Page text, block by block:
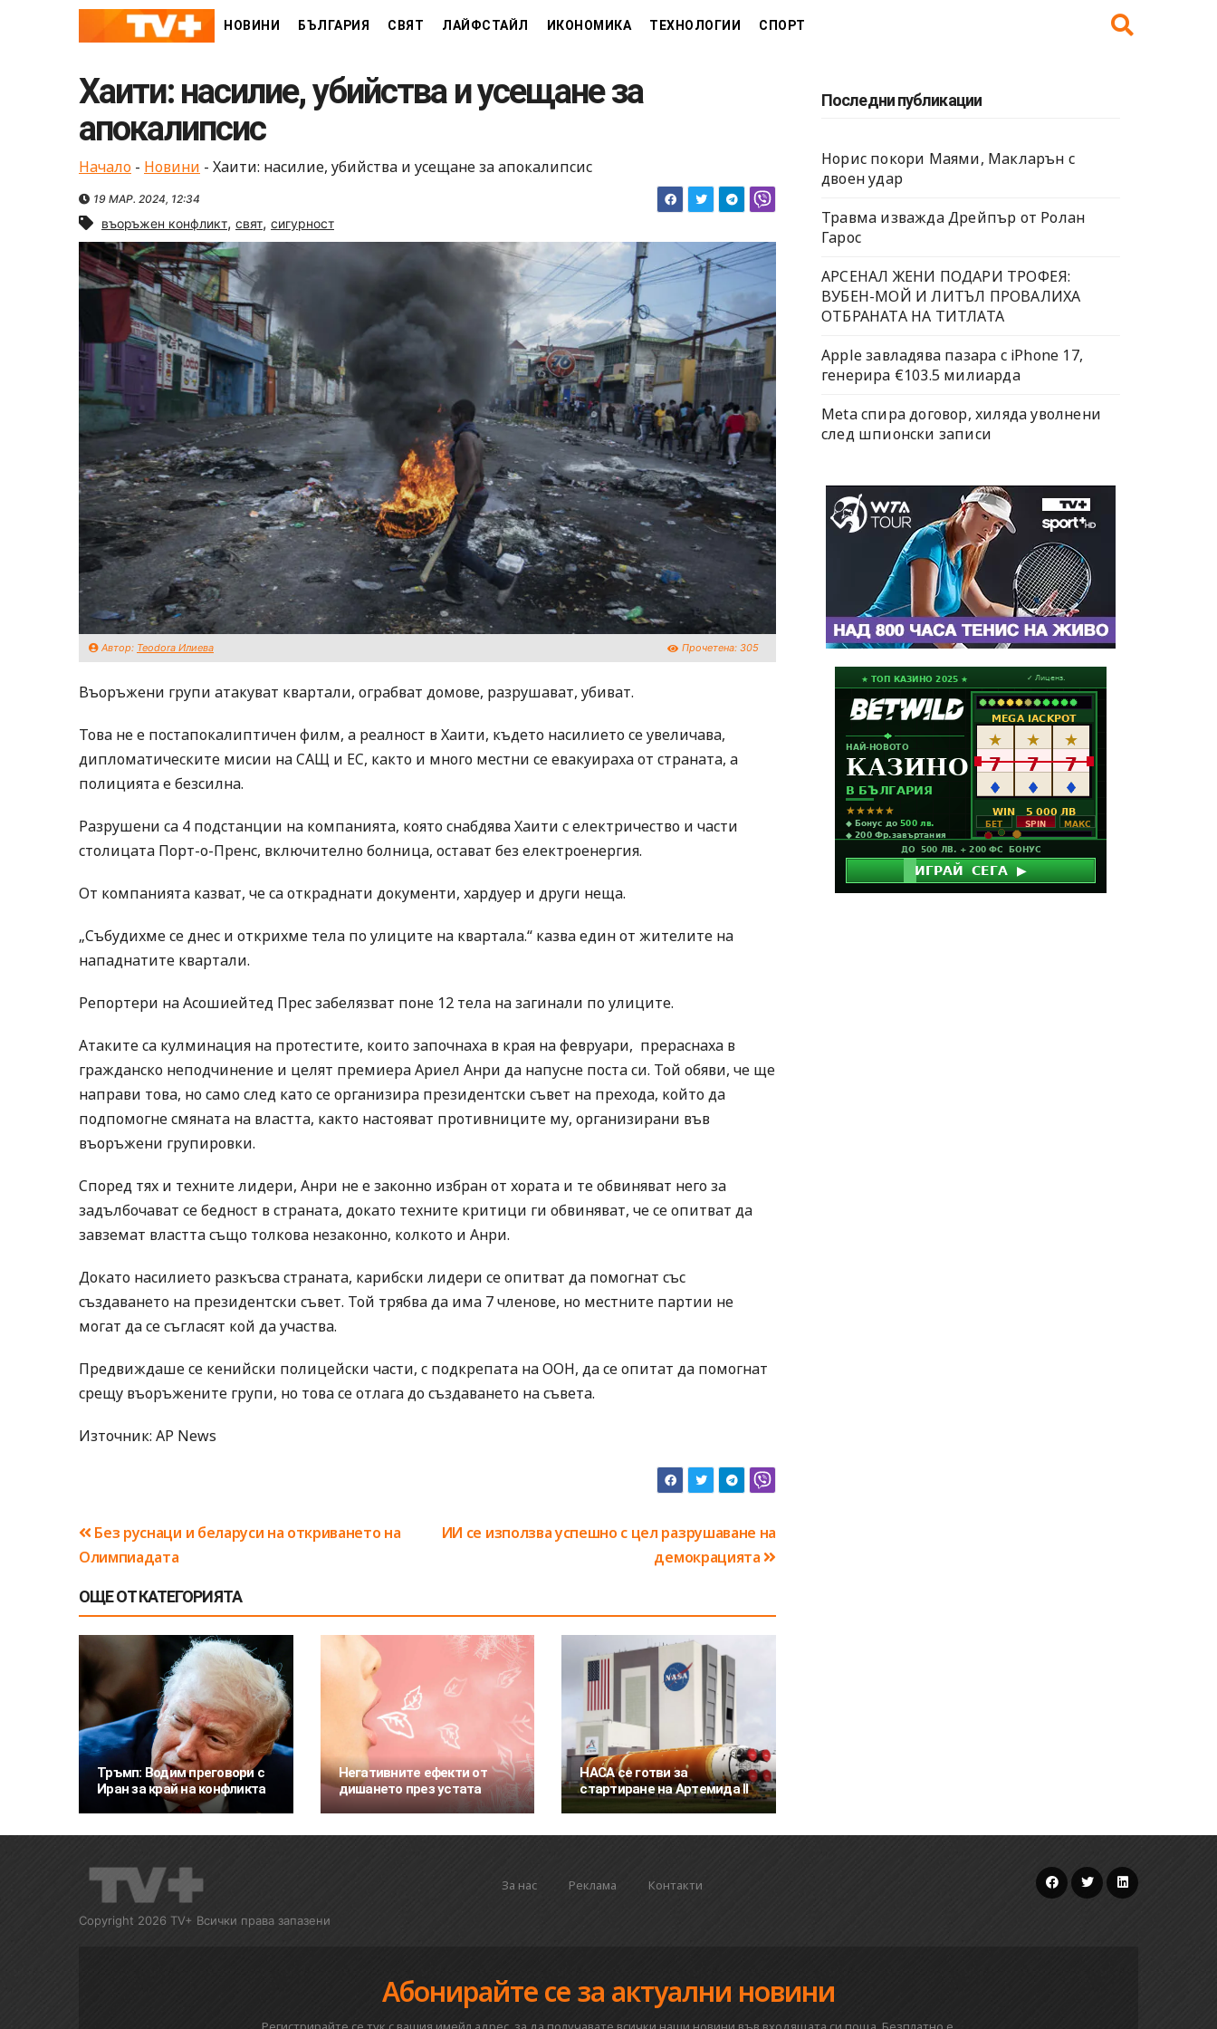
НОВИНИ БЪЛГАРИЯ СВЯТ ЛАЙФСТАЙЛ ИКОНОМИКА ТЕХНОЛОГИИ СПОРТ
Хаити: насилие, убийства и усещане за
апокалипсис
Начало - Новини - Хаити: насилие, убийства и усещане за апокалипсис
19 МАР. 2024, 12:34
въоръжен конфликт, свят, сигурност
Автор: Teodora Илиева Прочетена: 305
Въоръжени групи атакуват квартали, ограбват домове, разрушават, убиват.
Това не е постапокалиптичен филм, а реалност в Хаити, където насилието се увеличава,
дипломатическите мисии на САЩ и ЕС, както и много местни се евакуираха от страната, а
полицията е безсилна.
Разрушени са 4 подстанции на компанията, която снабдява Хаити с електричество и части
столицата Порт-о-Пренс, включително болница, остават без електроенергия.
От компанията казват, че са откраднати документи, хардуер и други неща.
„Събудихме се днес и открихме тела по улиците на квартала.“ казва един от жителите на
нападнатите квартали.
Репортери на Асошиейтед Прес забелязват поне 12 тела на загинали по улиците.
Атаките са кулминация на протестите, които започнаха в края на февруари, прераснаха в
гражданско неподчинение и целят премиера Ариел Анри да напусне поста си. Той обяви, че ще
направи това, но само след като се организира президентски съвет на прехода, който да
подпомогне смяната на властта, както настояват противниците му, организирани във
въоръжени групировки.
Според тях и техните лидери, Анри не е законно избран от хората и те обвиняват него за
задълбочават се бедност в страната, докато техните критици ги обвиняват, че се опитват да
завземат властта също толкова незаконно, колкото и Анри.
Докато насилието разкъсва страната, карибски лидери се опитват да помогнат със
създаването на президентски съвет. Той трябва да има 7 членове, но местните партии не
могат да се съгласят кой да участва.
Предвиждаше се кенийски полицейски части, с подкрепата на ООН, да се опитат да помогнат
срещу въоръжените групи, но това се отлага до създаването на съвета.
Източник: AP News
Навигация
ИИ се използва успешно с цел разрушаване на
демокрацията
Без руснаци и беларуси на откриването на
Олимпиадата
ОЩЕ ОТ КАТЕГОРИЯТА
Тръмп: Водим преговори с
Иран за край на конфликта
Негативните ефекти от
дишането през устата
НАСА се готви за
стартиране на Артемида II
Последни публикации
Норис покори Маями, Макларън с
двоен удар
Травма изважда Дрейпър от Ролан
Гарос
АРСЕНАЛ ЖЕНИ ПОДАРИ ТРОФЕЯ:
ВУБЕН-МОЙ И ЛИТЪЛ ПРОВАЛИХА
ОТБРАНАТА НА ТИТЛАТА
Apple завладява пазара с iPhone 17,
генерира €103.5 милиарда
Meta спира договор, хиляда уволнени
след шпионски записи
За нас Реклама Контакти
Copyright 2026 TV+ Всички права запазени
Абонирайте се за актуални новини